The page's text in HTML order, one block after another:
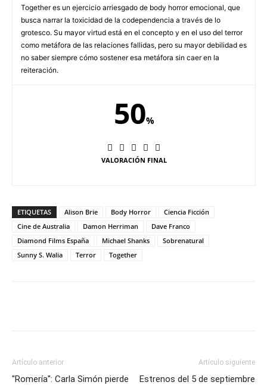
Together es un ejercicio arriesgado de body horror emocional, que
busca narrar la toxicidad de la codependencia a través de lo
grotesco. Su mayor virtud está en el concepto y en el uso del terror
como metáfora de las relaciones fallidas, pero su mayor debilidad es
no saber siempre cómo sostener esa metáfora sin caer en la
reiteración.
50%
VALORACIÓN FINAL
ETIQUETAS Alison Brie Body Horror
Ciencia Ficción
Cine de Australia
Damon Herriman
Dave Franco
Diamond Films España
Michael Shanks
Sobrenatural
Sunny S. Walia
Terror Together
Artículo anterior
"Romería": Carla Simón pierde
Artículo siguiente
Estrenos del 5 de septiembre